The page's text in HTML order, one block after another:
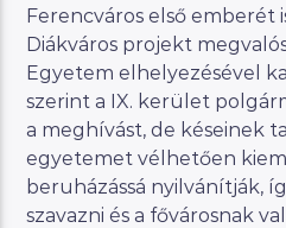
Ferencváros első emberét
Diákváros projekt
Egyetem elhelyezésével
szerint a IX. kerület
a meghívást, de késeinek
egyetemet vélhetően
beruházássá nyilvánítják,
szavazni és a fővárosnak